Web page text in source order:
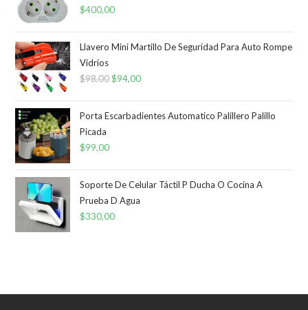
$400,00
Llavero Mini Martillo De Seguridad Para Auto Rompe
Vidrios
$98,00El
original
$94,00El
actual
Porta Escarbadientes Automatico Palillero Palillo
Picada
$99,00
Soporte De Celular Táctil P Ducha O Cocina A
Prueba D Agua
$330,00